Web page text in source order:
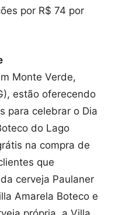
por R$ 74 por
Monte Verde,
estão oferecendo
para celebrar o Dia
do Lago
na compra de
que
cerveja Paulaner
Amarela Boteco e